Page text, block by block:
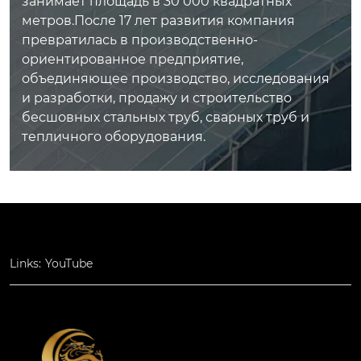
подходит для район
ов с сильным ветро
м и осадками.
метров.После 17 лет развития компания
превратилась в производственно-
ориентированное предприятие,
объединяющее производство, исследования
и разработки, продажу и строительство
бесшовных стальных труб, сварных труб и
тепличного оборудования.
Links: YouTube